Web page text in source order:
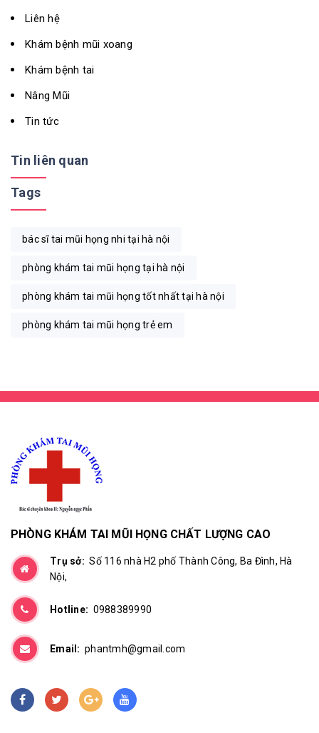
Liên hệ
Khám bệnh mũi xoang
Khám bệnh tai
Nâng Mũi
Tin tức
Tin liên quan
Tags
bác sĩ tai mũi họng nhi tại hà nội
phòng khám tai mũi họng tại hà nội
phòng khám tai mũi họng tốt nhất tại hà nội
phòng khám tai mũi họng trẻ em
PHÒNG KHÁM TAI MŨI HỌNG CHẤT LƯỢNG CAO
Trụ sở:Số 116 nhà H2 phố Thành Công, Ba Đình, Hà
Nội,
Hotline: 0988389990
Email: phantmh@gmail.com